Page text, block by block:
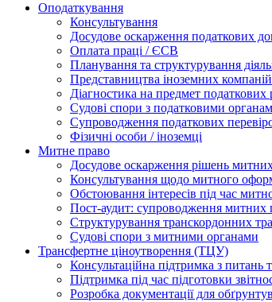
Оподаткування
Консультування
Досудове оскарження податкових
Оплата праці / ЄСВ
Планування та структурування
Представництва іноземних компаній
Діагностика на предмет податкових
Судові спори з податковими
Супроводження податкових
Фізичні особи / іноземці
Митне право
Досудове оскарження рішень
Консультування щодо митного
Обстоювання інтересів під час
Пост-аудит: супроводження митних
Структурування транскордонних
Судові спори з митними органами
Трансфертне ціноутворення (ТЦУ)
Консультаційна підтримка з питань
Підтримка під час підготовки
Розробка документації для